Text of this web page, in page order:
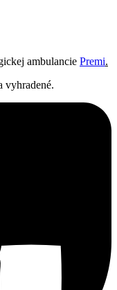
ambulancie Premi.
vyhradené.